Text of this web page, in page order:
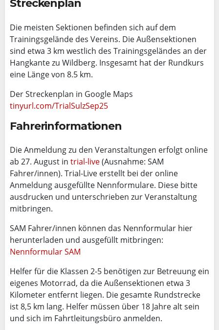
Streckenplan
Die meisten Sektionen befinden sich auf dem
Trainingsgelände des Vereins. Die Außensektionen
sind etwa 3 km westlich des Trainingsgeländes an der
Hangkante zu Wildberg. Insgesamt hat der Rundkurs
eine Länge von 8.5 km.
Der Streckenplan in Google Maps
tinyurl.com/TrialSulzSep25
Fahrerinformationen
Die Anmeldung zu den Veranstaltungen erfolgt online
ab 27. August in trial-live(Ausnahme: SAM
Fahrer/innen). Trial-Live erstellt bei der online
Anmeldung ausgefüllte Nennformulare. Diese bitte
ausdrucken und unterschrieben zur Veranstaltung
mitbringen.
SAM Fahrer/innen können das Nennformular hier
herunterladen und ausgefüllt mitbringen:
Nennformular SAM
Helfer für die Klassen 2-5 benötigen zur Betreuung ein
eigenes Motorrad, da die Außensektionen etwa 3
Kilometer entfernt liegen. Die gesamte Rundstrecke
ist 8,5 km lang. Helfer müssen über 18 Jahre alt sein
und sich im Fahrtleitungsbüro anmelden.